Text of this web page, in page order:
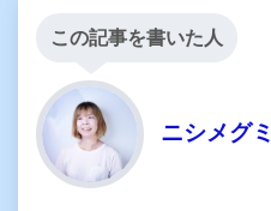
この記事を書いた人
ニシメグミ